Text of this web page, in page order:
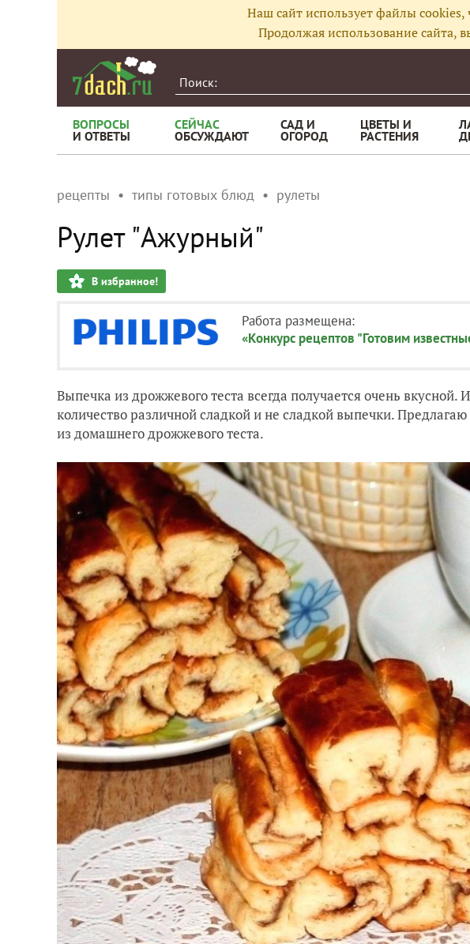
Наш сайт использует файлы
Продолжая использование сайта,
ВОПРОСЫ
И ОТВЕТЫ
СЕЙЧАС
ОБСУЖДАЮТ
САД И
ОГОРОД
ЦВЕТЫ И
РАСТЕНИЯ
рецепты типы готовых блюд рулеты
Рулет "Ажурный"
В избранное!
Работа размещена:
«Конкурс рецептов "Готовим
Выпечка из дрожжевого теста всегда получается очень вкусной.
количество различной сладкой и не сладкой выпечки.
из домашнего дрожжевого теста.